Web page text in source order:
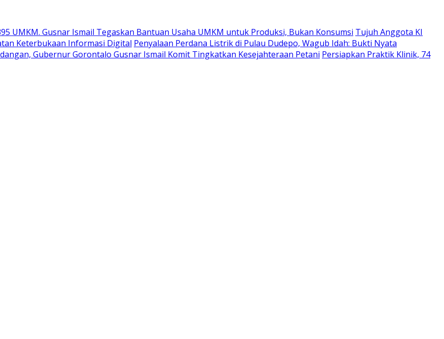
UMKM. Gusnar Ismail Tegaskan Bantuan Usaha UMKM untuk Produksi, Bukan Konsumsi Tujuh Anggota KI
Keterbukaan Informasi Digital Penyalaan Perdana Listrik di Pulau Dudepo, Wagub Idah: Bukti Nyata
Gubernur Gorontalo Gusnar Ismail Komit Tingkatkan Kesejahteraan Petani Persiapkan Praktik Klinik, 74